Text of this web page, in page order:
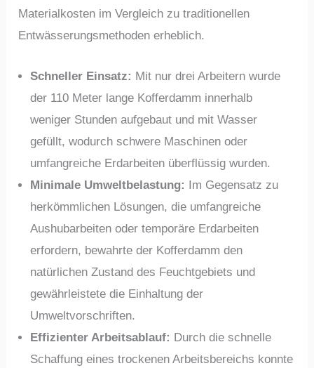
Materialkosten im Vergleich zu traditionellen
Entwässerungsmethoden erheblich.
Schneller Einsatz: Mit nur drei Arbeitern wurde
der 110 Meter lange Kofferdamm innerhalb
weniger Stunden aufgebaut und mit Wasser
gefüllt, wodurch schwere Maschinen oder
umfangreiche Erdarbeiten überflüssig wurden.
Minimale Umweltbelastung:
Im Gegensatz zu
herkömmlichen Lösungen, die umfangreiche
Aushubarbeiten oder temporäre Erdarbeiten
erfordern, bewahrte der Kofferdamm den
natürlichen Zustand des Feuchtgebiets und
gewährleistete die Einhaltung der
Umweltvorschriften.
Effizienter Arbeitsablauf: Durch die schnelle
Schaffung eines trockenen Arbeitsbereichs konnte